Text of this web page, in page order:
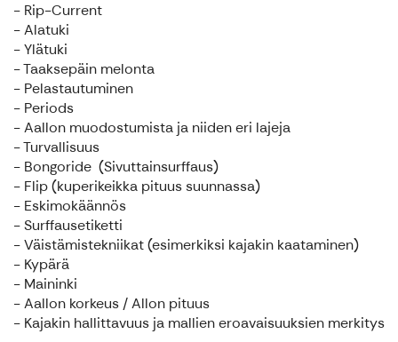
- Rip-Current
- Alatuki
- Ylätuki
- Taaksepäin melonta
- Pelastautuminen
- Periods
- Aallon muodostumista ja niiden eri lajeja
- Turvallisuus
- Bongoride (Sivuttainsurffaus)
- Flip (kuperikeikka pituus suunnassa)
- Eskimokäännös
- Surffausetiketti
- Väistämistekniikat (esimerkiksi kajakin kaataminen)
- Kypärä
- Maininki
- Aallon korkeus / Allon pituus
- Kajakin hallittavuus ja mallien eroavaisuuksien merkitys